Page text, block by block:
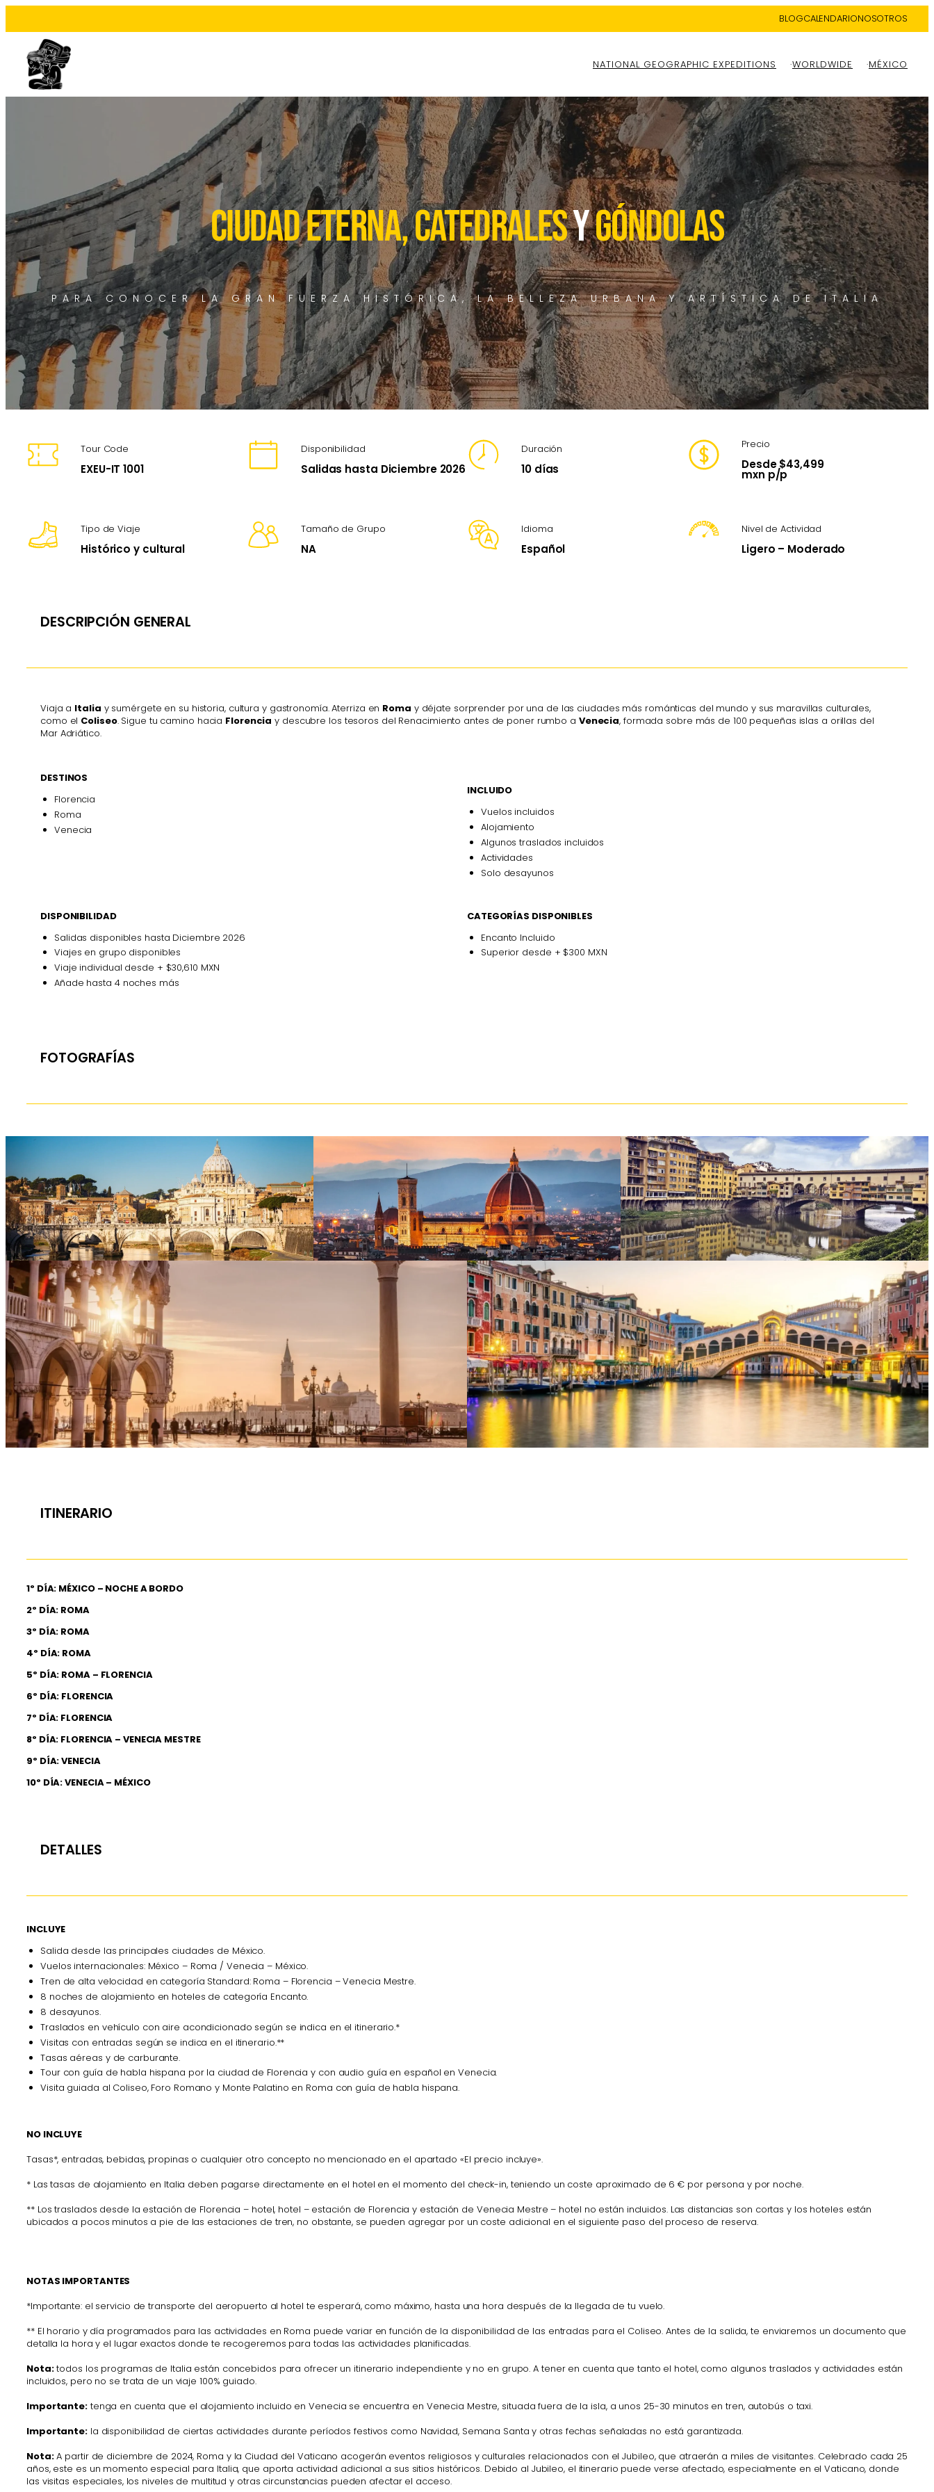
BLOGCALENDARIONOSOTROS
NATIONAL GEOGRAPHIC EXPEDITIONS WORLDWIDE MÉXICO
CIUDAD ETERNA, CATEDRALESyGÓNDOLAS
PARA CONOCER LA GRAN FUERZA HISTÓRICA, LA BELLEZA URBANA Y ARTÍSTICA DE ITALIA
Tour Code
EXEU-IT 1001
Disponibilidad
Salidas hasta Diciembre 2026
Duración
10 días
Precio
Desde $43,499
mxn p/p
Tipo de Viaje
Histórico y cultural
Tamaño de Grupo
NA
Idioma
Español
Nivel de Actividad
Ligero – Moderado
DESCRIPCIÓN GENERAL
Viaja a Italia y sumérgete en su historia, cultura y gastronomía. Aterriza en Roma y déjate sorprender por una de las ciudades más románticas del mundo y sus maravillas culturales,
como el Coliseo. Sigue tu camino hacia Florencia y descubre los tesoros del Renacimiento antes de poner rumbo a Venecia, formada sobre más de 100 pequeñas islas a orillas del
Mar Adriático.
DESTINOS
Florencia
Roma
Venecia
INCLUIDO
Vuelos incluidos
Alojamiento
Algunos traslados incluidos
Actividades
Solo desayunos
DISPONIBILIDAD
Salidas disponibles hasta Diciembre 2026
Viajes en grupo disponibles
Viaje individual desde + $30,610 MXN
Añade hasta 4 noches más
CATEGORÍAS DISPONIBLES
Encanto Incluido
Superior desde + $300 MXN
FOTOGRAFÍAS
ITINERARIO
1º DÍA: MÉXICO – NOCHE A BORDO
2º DÍA: ROMA
3º DÍA: ROMA
4º DÍA: ROMA
5º DÍA: ROMA – FLORENCIA
6º DÍA: FLORENCIA
7º DÍA: FLORENCIA
8º DÍA: FLORENCIA – VENECIA MESTRE
9º DÍA: VENECIA
10º DÍA: VENECIA – MÉXICO
DETALLES
INCLUYE
Salida desde las principales ciudades de México.
Vuelos internacionales: México – Roma / Venecia – México.
Tren de alta velocidad en categoría Standard: Roma – Florencia – Venecia Mestre.
8 noches de alojamiento en hoteles de categoría Encanto.
8 desayunos.
Traslados en vehículo con aire acondicionado según se indica en el itinerario.*
Visitas con entradas según se indica en el itinerario.**
Tasas aéreas y de carburante.
Tour con guía de habla hispana por la ciudad de Florencia y con audio guía en español en Venecia.
Visita guiada al Coliseo, Foro Romano y Monte Palatino en Roma con guía de habla hispana.
NO INCLUYE
Tasas*, entradas, bebidas, propinas o cualquier otro concepto no mencionado en el apartado «El precio incluye».
* Las tasas de alojamiento en Italia deben pagarse directamente en el hotel en el momento del check-in, teniendo un coste aproximado de 6 € por persona y por noche.
** Los traslados desde la estación de Florencia – hotel, hotel – estación de Florencia y estación de Venecia Mestre – hotel no están incluidos. Las distancias son cortas y los hoteles están
ubicados a pocos minutos a pie de las estaciones de tren, no obstante, se pueden agregar por un coste adicional en el siguiente paso del proceso de reserva.
NOTAS IMPORTANTES
*Importante: el servicio de transporte del aeropuerto al hotel te esperará, como máximo, hasta una hora después de la llegada de tu vuelo.
** El horario y día programados para las actividades en Roma puede variar en función de la disponibilidad de las entradas para el Coliseo. Antes de la salida, te enviaremos un documento que
detalla la hora y el lugar exactos donde te recogeremos para todas las actividades planificadas.
Nota:todos los programas de Italia están concebidos para ofrecer un itinerario independiente y no en grupo. A tener en cuenta que tanto el hotel, como algunos traslados y actividades están
incluidos, pero no se trata de un viaje 100% guiado.
Importante:tenga en cuenta que el alojamiento incluido en Venecia se encuentra en Venecia Mestre, situada fuera de la isla, a unos 25-30 minutos en tren, autobús o taxi.
Importante:la disponibilidad de ciertas actividades durante períodos festivos como Navidad, Semana Santa y otras fechas señaladas no está garantizada.
Nota:A partir de diciembre de 2024, Roma y la Ciudad del Vaticano acogerán eventos religiosos y culturales relacionados con el Jubileo, que atraerán a miles de visitantes. Celebrado cada 25
años, este es un momento especial para Italia, que aporta actividad adicional a sus sitios históricos. Debido al Jubileo, el itinerario puede verse afectado, especialmente en el Vaticano, donde
las visitas especiales, los niveles de multitud y otras circunstancias pueden afectar el acceso.